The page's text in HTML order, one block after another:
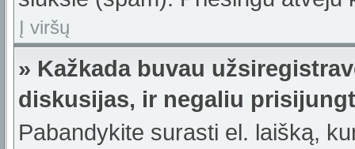
Į viršų
» Kažkada buvau
diskusijas, ir negaliu
Pabandykite surasti el. laišką,